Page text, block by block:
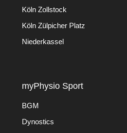
Köln Zollstock
Köln Zülpicher Platz
Niederkassel
myPhysio Sport
BGM
Dynostics